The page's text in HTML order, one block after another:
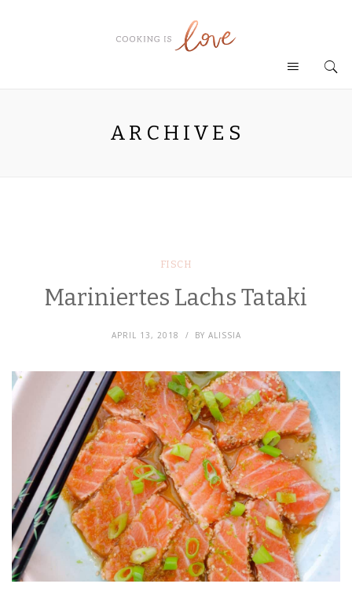
ARCHIVES
FISCH
Mariniertes Lachs Tataki
APRIL 13, 2018 BY ALISSIA